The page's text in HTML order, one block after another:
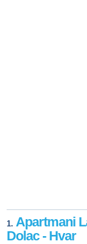
1. Apartmani
Dolac - Hvar